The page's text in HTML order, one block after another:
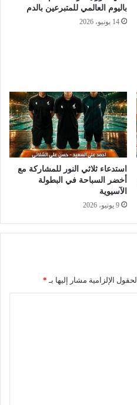
باليوم العالمي للمتبرعين بالدم
14 يونيو، 2026
استدعاء ثلاثي النور للمشاركة مع
أخضر السباحة في البطولة
الآسيوية
9 يونيو، 2026
الحقول الإلزامية مشار إليها بـ *